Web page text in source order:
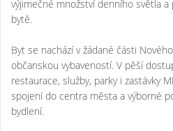
výjimečné množství denního světla
bytě.
Byt se nachází v žádané části
občanskou vybaveností. V pěší
restaurace, služby, parky i zastávky
spojení do centra města a výborné
bydlení.